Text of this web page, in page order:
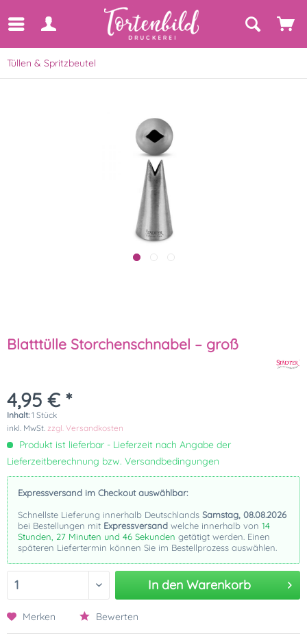
Tüllen & Spritzbeutel
Blatttülle Storchenschnabel – groß
4,95 € *
Inhalt: 1 Stück
inkl. MwSt. zzgl. Versandkosten
Produkt ist lieferbar - Lieferzeit nach Angabe der
Lieferzeitberechnung bzw. Versandbedingungen
Expressversand im Checkout auswählbar:
Schnellste Lieferung innerhalb Deutschlands Samstag, 08.08.2026
bei Bestellungen mit Expressversand welche innerhalb von 14
Stunden, 27 Minuten und 45 Sekunden getätigt werden. Einen
späteren Liefertermin können Sie im Bestellprozess auswählen.
In den Warenkorb
Merken Bewerten